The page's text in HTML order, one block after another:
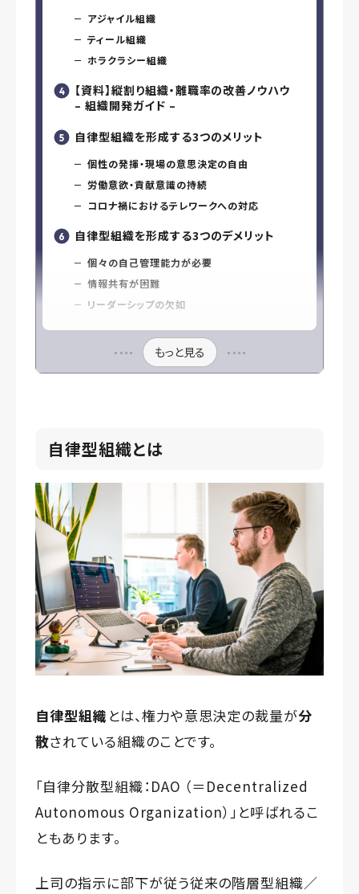
アジャイル組織
ティール組織
ホラクラシー組織
【資料】縦割り組織・離職率の改善ノウハウ
– 組織開発ガイド –
自律型組織を形成する3つのメリット
個性の発揮・現場の意思決定の自由
労働意欲・貢献意識の持続
コロナ禍におけるテレワークへの対応
自律型組織を形成する3つのデメリット
個々の自己管理能力が必要
情報共有が困難
リーダーシップの欠如
もっと見る
自律型組織とは
自律型組織 とは、権力や意思決定の裁量が分
散されている組織のことです。
「自律分散型組織：DAO （＝Decentralized
Autonomous Organization）」と呼ばれるこ
ともあります。
上司の指示に部下が従う従来の階層型組織／